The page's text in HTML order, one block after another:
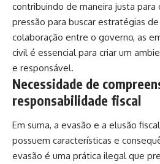
contribuindo de maneira justa
pressão para buscar estratégias
colaboração entre o governo, as
civil é essencial para criar um
e responsável.
Necessidade de
responsabilidade fiscal
Em suma, a evasão e a elusão
possuem características e
evasão é uma prática ilegal que